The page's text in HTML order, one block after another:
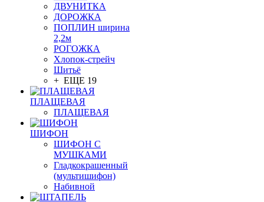
ДВУНИТКА
ДОРОЖКА
ПОПЛИН ширина
2,2м
РОГОЖКА
Хлопок-стрейч
Шитьё
+ ЕЩЕ 19
ПЛАЩЕВАЯ
ПЛАЩЕВАЯ
ШИФОН
ШИФОН С
МУШКАМИ
Гладкокрашенный
(мультишифон)
Набивной